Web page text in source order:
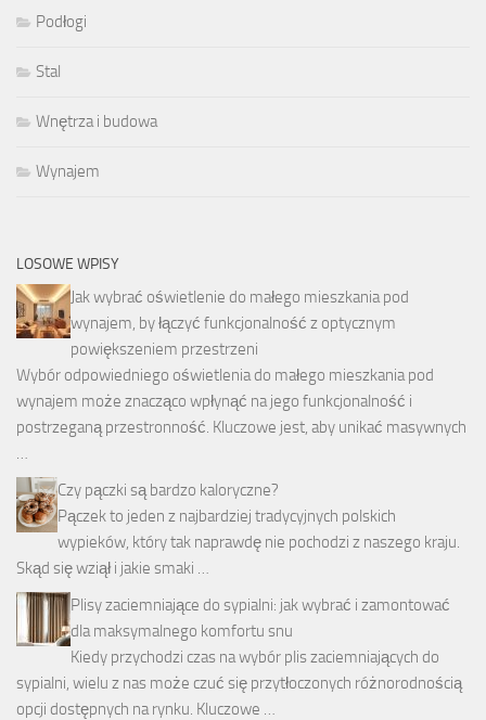
Podłogi
Stal
Wnętrza i budowa
Wynajem
LOSOWE WPISY
Jak wybrać oświetlenie do małego mieszkania pod
wynajem, by łączyć funkcjonalność z optycznym
powiększeniem przestrzeni
Wybór odpowiedniego oświetlenia do małego mieszkania pod
wynajem może znacząco wpłynąć na jego funkcjonalność i
postrzeganą przestronność. Kluczowe jest, aby unikać masywnych
…
Czy pączki są bardzo kaloryczne?
Pączek to jeden z najbardziej tradycyjnych polskich
wypieków, który tak naprawdę nie pochodzi z naszego kraju.
Skąd się wziął i jakie smaki …
Plisy zaciemniające do sypialni: jak wybrać i zamontować
dla maksymalnego komfortu snu
Kiedy przychodzi czas na wybór plis zaciemniających do
sypialni, wielu z nas może czuć się przytłoczonych różnorodnością
opcji dostępnych na rynku. Kluczowe …